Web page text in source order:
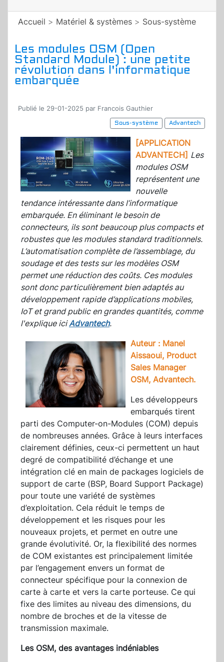
Accueil > Matériel & systèmes > Sous-système
Les modules OSM (Open
Standard Module) : une petite
révolution dans l'informatique
embarquée
Publié le 29-01-2025 par Francois Gauthier
Sous-système
Advantech
[APPLICATION
ADVANTECH] Les
modules OSM
représentent une
nouvelle
tendance intéressante dans l’informatique
embarquée. En éliminant le besoin de
connecteurs, ils sont beaucoup plus compacts et
robustes que les modules standard traditionnels.
L’automatisation complète de l’assemblage, du
soudage et des tests sur les modèles OSM
permet une réduction des coûts. Ces modules
sont donc particulièrement bien adaptés au
développement rapide d’applications mobiles,
IoT et grand public en grandes quantités, comme
l'explique iciAdvantech.
Auteur : Manel
Aissaoui, Product
Sales Manager
OSM, Advantech.
Les développeurs
embarqués tirent
parti des Computer-on-Modules (COM) depuis
de nombreuses années. Grâce à leurs interfaces
clairement définies, ceux-ci permettent un haut
degré de compatibilité d’échange et une
intégration clé en main de packages logiciels de
support de carte (BSP, Board Support Package)
pour toute une variété de systèmes
d’exploitation. Cela réduit le temps de
développement et les risques pour les
nouveaux projets, et permet en outre une
grande évolutivité. Or, la flexibilité des normes
de COM existantes est principalement limitée
par l’engagement envers un format de
connecteur spécifique pour la connexion de
carte à carte et vers la carte porteuse. Ce qui
fixe des limites au niveau des dimensions, du
nombre de broches et de la vitesse de
transmission maximale.
Les OSM, des avantages indéniables